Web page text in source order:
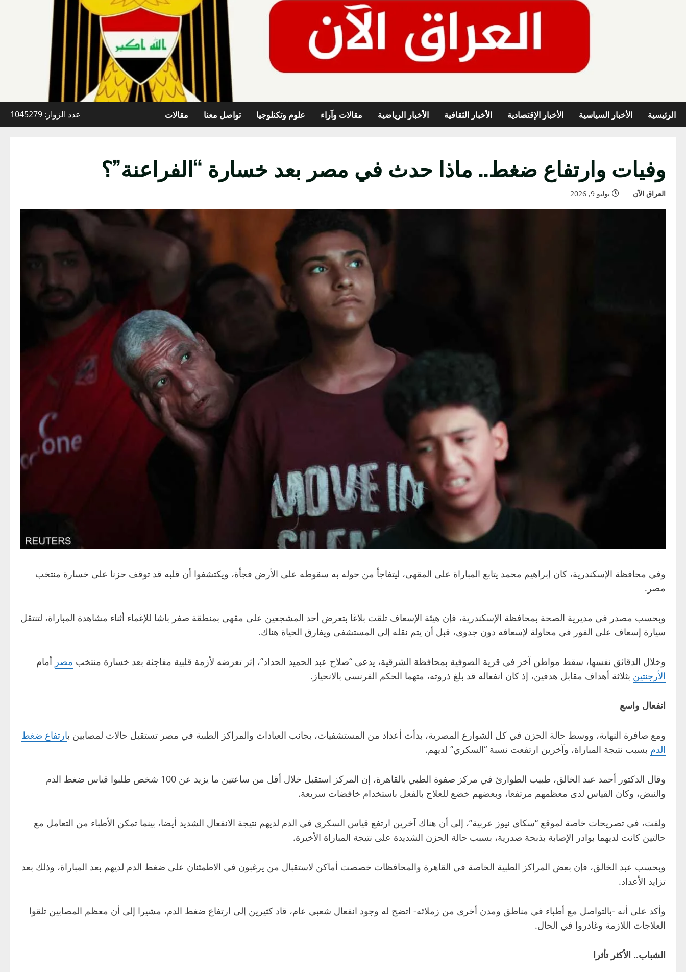
الرئيسية الأخبار السياسية الأخبار الإقتصادية الأخبار الثقافية الأخبار الرياضية مقالات وآراء علوم وتكنلوجيا تواصل معنا مقالات عدد الزوار: 1045279
وفيات وارتفاع ضغط.. ماذا حدث في مصر بعد خسارة “الفراعنة”؟
العراق الآن يوليو 9, 2026
وفي محافظة الإسكندرية، كان إبراهيم محمد يتابع المباراة على المقهى، ليتفاجأ من حوله به سقوطه على الأرض فجأة، ويكتشفوا أن قلبه قد توقف حزنا على خسارة منتخب
مصر.
وبحسب مصدر في مديرية الصحة بمحافظة الإسكندرية، فإن هيئة الإسعاف تلقت بلاغا بتعرض أحد المشجعين على مقهى بمنطقة صفر باشا للإغماء أثناء مشاهدة المباراة، لتنتقل
سيارة إسعاف على الفور في محاولة لإسعافه دون جدوى، قبل أن يتم نقله إلى المستشفى ويفارق الحياة هناك.
وخلال الدقائق نفسها، سقط مواطن آخر في قرية الصوفية بمحافظة الشرقية، يدعى “صلاح عبد الحميد الحداد”، إثر تعرضه لأزمة قلبية مفاجئة بعد خسارة منتخب مصر أمام
الأرجنتين بثلاثة أهداف مقابل هدفين، إذ كان انفعاله قد بلغ ذروته، متهما الحكم الفرنسي بالانحياز.
انفعال واسع
ومع صافرة النهاية، ووسط حالة الحزن في كل الشوارع المصرية، بدأت أعداد من المستشفيات، بجانب العيادات والمراكز الطبية في مصر تستقبل حالات لمصابين بارتفاع ضغط
الدم بسبب نتيجة المباراة، وآخرين ارتفعت نسبة “السكري” لديهم.
وقال الدكتور أحمد عبد الخالق، طبيب الطوارئ في مركز صفوة الطبي بالقاهرة، إن المركز استقبل خلال أقل من ساعتين ما يزيد عن 100 شخص طلبوا قياس ضغط الدم
والنبض، وكان القياس لدى معظمهم مرتفعا، وبعضهم خضع للعلاج بالفعل باستخدام خافضات سريعة.
ولفت، في تصريحات خاصة لموقع “سكاي نيوز عربية”، إلى أن هناك آخرين ارتفع قياس السكري في الدم لديهم نتيجة الانفعال الشديد أيضا، بينما تمكن الأطباء من التعامل مع
حالتين كانت لديهما بوادر الإصابة بذبحة صدرية، بسبب حالة الحزن الشديدة على نتيجة المباراة الأخيرة.
وبحسب عبد الخالق، فإن بعض المراكز الطبية الخاصة في القاهرة والمحافظات خصصت أماكن لاستقبال من يرغبون في الاطمئنان على ضغط الدم لديهم بعد المباراة، وذلك بعد
تزايد الأعداد.
وأكد على أنه -بالتواصل مع أطباء في مناطق ومدن أخرى من زملائه- اتضح له وجود انفعال شعبي عام، قاد كثيرين إلى ارتفاع ضغط الدم، مشيرا إلى أن معظم المصابين تلقوا
العلاجات اللازمة وغادروا في الحال.
الشباب.. الأكثر تأثرا